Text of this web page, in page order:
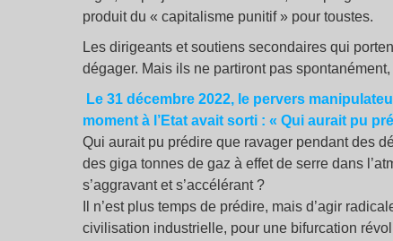
produit du « capitalisme punitif » pour toustes.
Les dirigeants et soutiens secondaires qui
dégager. Mais ils ne partiront pas
Le 31 décembre 2022, le pervers
moment à l’Etat avait sorti : « Qui aurait pu
Qui aurait pu prédire que ravager pendant des
des giga tonnes de gaz à effet de serre dans
s’aggravant et s’accélérant ?
Il n’est plus temps de prédire, mais d’agir
civilisation industrielle, pour une bifurcation